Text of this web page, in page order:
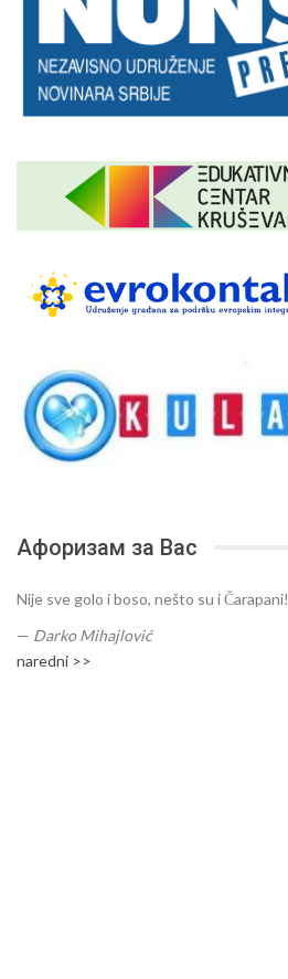
Афоризам за Вас
Nije sve golo i boso, nešto su i Čarapani!
— Darko Mihajlović
naredni >>